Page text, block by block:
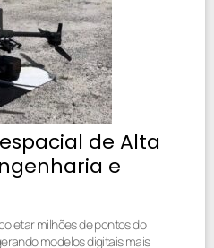
de Alta
e
milhões de pontos do
modelos digitais mais